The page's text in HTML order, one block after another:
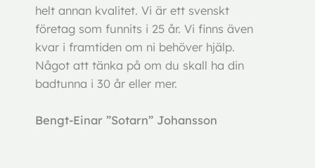
helt annan kvalitet. Vi är ett svenskt
företag som funnits i 25 år. Vi finns även
kvar i framtiden om ni behöver hjälp.
Något att tänka på om du skall ha din
badtunna i 30 år eller mer.
Bengt-Einar ”Sotarn” Johansson